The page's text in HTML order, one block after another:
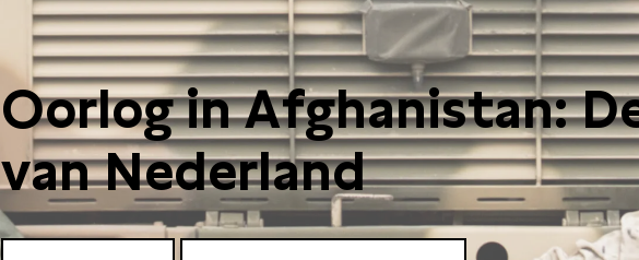
Oorlog in Afghanistan:
van Nederland